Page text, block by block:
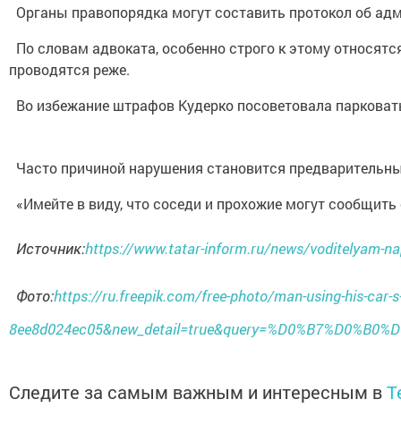
Органы правопорядка могут составить протокол об
По словам адвоката, особенно строго к этому
проводятся реже.
Во избежание штрафов Кудерко посоветовала
Часто причиной нарушения становится
«Имейте в виду, что соседи и прохожие могут
Источник:https://www.tatar-inform.ru/news/voditelyam-
Фото:https://ru.freepik.com/free-photo/man-using-his-car-
Следите за самым важным и интересным в